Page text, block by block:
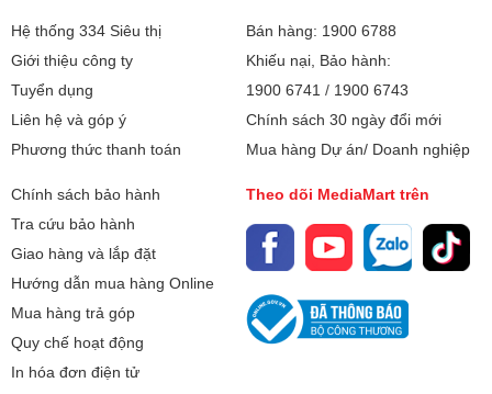
thuật. Vậy lắp đặt điều hòa cần
lưu ý những gì? Hãy cùng điểm
các sai lầm đắt giá mà bạn cần
đặc biệt giám sát khi thợ thi
công tại nhà.
vừa và nhỏ. Vậy điều hòa 9000
BTU dùng cho phòng bao nhiêu
chính xác nhằm tối ưu hóa chi
phí đầu tư và hóa đơn tiền điện
Hệ thống 334 Siêu thị
Giới thiệu công ty
Tuyển dụng
Liên hệ và góp ý
Phương thức thanh toán
Bán hàng: 1900 6788
Khiếu nại, Bảo hành:
1900 6741 / 1900 6743
Chính sách 30 ngày đổi mới
Mua hàng Dự án/ Doanh nghiệp
Chính sách bảo hành
Tra cứu bảo hành
Giao hàng và lắp đặt
Hướng dẫn mua hàng Online
Mua hàng trả góp
Quy chế hoạt động
In hóa đơn điện tử
Theo dõi MediaMart trên